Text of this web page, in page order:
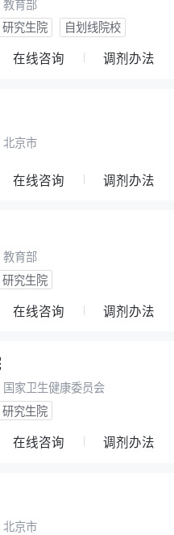
教育部
研究生院 自划线院校
在线咨询 调剂办法
北京市
在线咨询 调剂办法
教育部
研究生院
在线咨询 调剂办法
国家卫生健康委员会
研究生院
在线咨询 调剂办法
北京市